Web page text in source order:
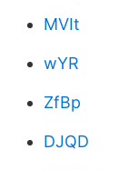
MVIt
wYR
ZfBp
DJQD